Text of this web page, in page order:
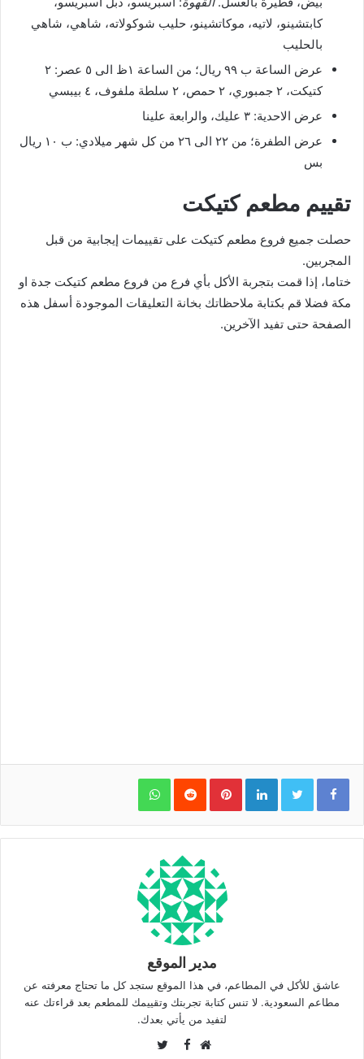
كابتشينو، لاتيه، موكاتشينو، حليب شوكولاته، شاهي، شاهي
بالحليب
عرض الساعة ب ٩٩ ريال؛ من الساعة ١ظ الى ٥ عصر: ٢
كتيكت، ٢ جمبوري، ٢ حمص، ٢ سلطة ملفوف، ٤ بيبسي
عرض الاحدية: ٣ عليك، والرابعة علينا
عرض الطفرة؛ من ٢٢ الى ٢٦ من كل شهر ميلادي: ب ١٠ ريال
بس
تقييم مطعم كتيكت
حصلت جميع فروع مطعم كتيكت على تقييمات إيجابية من قبل
المجربين.
ختاما، إذا قمت بتجربة الأكل بأي فرع من فروع مطعم كتيكت جدة او
مكة فضلا قم بكتابة ملاحظاتك بخانة التعليقات الموجودة أسفل هذه
الصفحة حتى تفيد الآخرين.
LinkedIn
Pinterest
WhatsApp
مدير الموقع
عاشق للأكل في المطاعم، في هذا الموقع ستجد كل ما تحتاج معرفته عن
مطاعم السعودية. لا تنس كتابة تجربتك وتقييمك للمطعم بعد قراءتك عنه
لتفيد من يأتي بعدك.
Facebook